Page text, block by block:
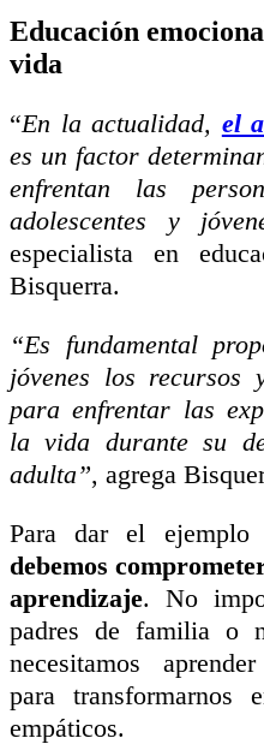
Educación
vida
“En la actualidad, el
es un factor
enfrentan las
adolescentes y
especialista en
Bisquerra.
“Es fundamental
jóvenes los recursos
para enfrentar las
la vida durante su
adulta”, agrega
Para dar el ejemplo
debemos
aprendizaje. No
padres de familia o
necesitamos aprender
para transformarnos
empáticos.